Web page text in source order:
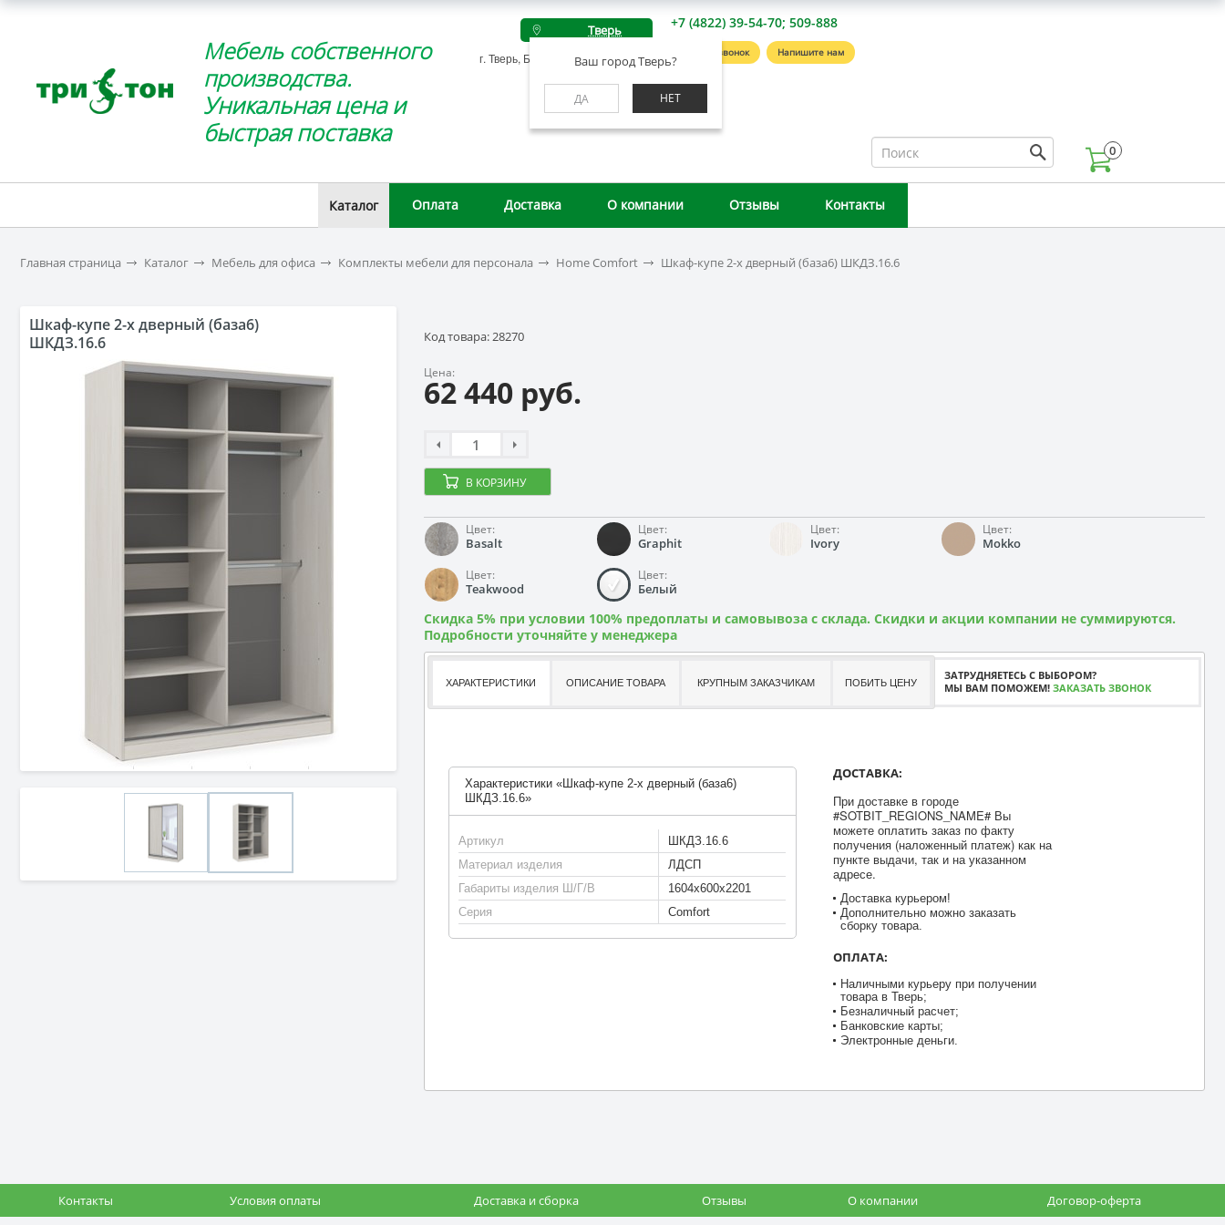
Мебель собственного
производства.
Уникальная цена и
быстрая поставка
Тверь
Ваш город Тверь?
ДА НЕТ
г. Тверь, Беляковский пер., д. 46А
+7 (4822) 39-54-70; 509-888
Заказать звонок Напишите нам
0
Каталог Оплата Доставка О компании Отзывы Контакты
Главная страница Каталог Мебель для офиса Комплекты мебели для персонала Home Comfort Шкаф-купе 2-х дверный (база6) ШКДЗ.16.6
Шкаф-купе 2-х дверный (база6)
ШКДЗ.16.6
Код товара: 28270
Цена:
62 440 руб.
В КОРЗИНУ
Цвет:
Basalt
Цвет:
Graphit
Цвет:
Ivory
Цвет:
Mokko
Цвет:
Teakwood
Цвет:
Белый
Скидка 5% при условии 100% предоплаты и самовывоза с склада. Скидки и акции компании не суммируются.
Подробности уточняйте у менеджера
ХАРАКТЕРИСТИКИ ОПИСАНИЕ ТОВАРА КРУПНЫМ ЗАКАЗЧИКАМ ПОБИТЬ ЦЕНУ
ЗАТРУДНЯЕТЕСЬ С ВЫБОРОМ?
МЫ ВАМ ПОМОЖЕМ! ЗАКАЗАТЬ ЗВОНОК
Характеристики «Шкаф-купе 2-х дверный (база6)
ШКДЗ.16.6»
Артикул
ШКДЗ.16.6
Материал изделия
ЛДСП
Габариты изделия Ш/Г/В
1604х600х2201
Серия
Comfort
ДОСТАВКА:
При доставке в городе
#SOTBIT_REGIONS_NAME# Вы
можете оплатить заказ по факту
получения (наложенный платеж) как на
пункте выдачи, так и на указанном
адресе.
Доставка курьером!
Дополнительно можно заказать
сборку товара.
ОПЛАТА:
Наличными курьеру при получении
товара в Тверь;
Безналичный расчет;
Банковские карты;
Электронные деньги.
Контакты Условия оплаты Доставка и сборка Отзывы О компании Договор-оферта